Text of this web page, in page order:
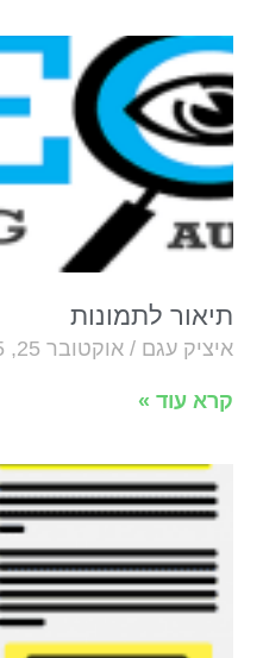
תיאור לתמונות
איציק עגם אוקטובר 25, 2015
קרא עוד »